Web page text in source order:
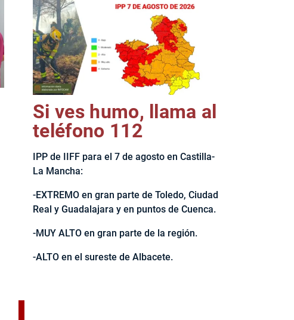
El jefe del Ejecutivo castellanomanchego, Emiliano García-
Si ves humo, llama al
teléfono 112
IPP de IIFF para el 7 de agosto en Castilla-
La Mancha:
-EXTREMO en gran parte de Toledo, Ciudad
Real y Guadalajara y en puntos de Cuenca.
-MUY ALTO en gran parte de la región.
-ALTO en el sureste de Albacete.